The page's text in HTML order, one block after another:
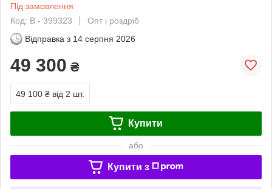
Під замовлення
Код: В - 399323
Опт і роздріб
Відправка з 14 серпня 2026
49 300 ₴
49 100 ₴ від 2 шт.
Купити
або
Купити з